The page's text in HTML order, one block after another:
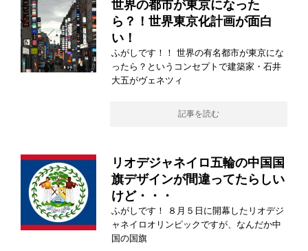
世界の都市が東京になった
ら？！世界東京化計画が面白
い！
ふがしです！！ 世界の有名都市が東京にな
ったら？というコンセプトで建築家・石井
大五がヴェネツィ
記事を読む
リオデジャネイロ五輪の中国国
旗デザインが間違ってたらしい
けど・・・
ふがしです！ ８月５日に開幕したリオデジ
ャネイロオリンピックですが、なんだか中
国の国旗